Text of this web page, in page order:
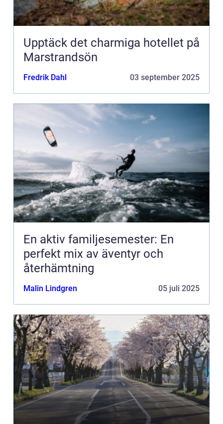
Upptäck det charmiga hotellet på
Marstrandsön
Fredrik Dahl 03 september 2025
En aktiv familjesemester: En
perfekt mix av äventyr och
återhämtning
Malin Lindgren 05 juli 2025